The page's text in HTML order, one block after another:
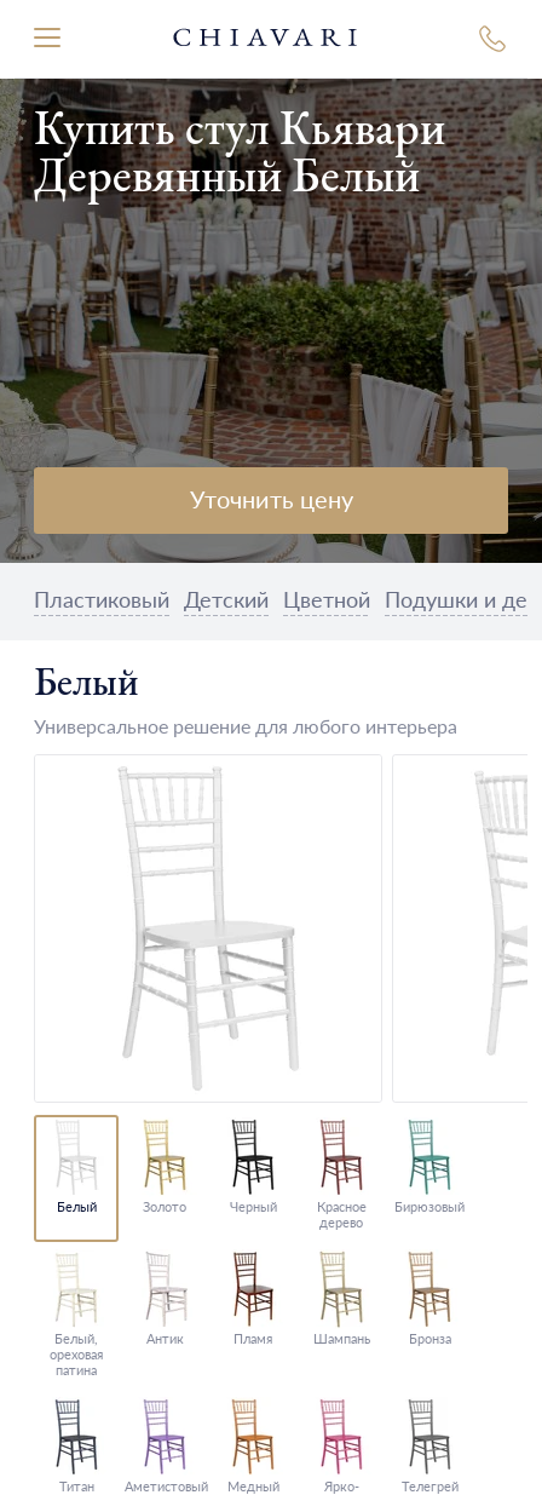
Купить стул Кьявари
Деревянный Белый
Уточнить цену
Пластиковый Детский Цветной Подушки и
Белый
Универсальное решение для любого интерьера
Белый Золото Черный
Красное
дерево
Бирюзовый
Белый,
ореховая
патина
Антик Пламя Шампань Бронза
Титан Аметистовый Медный
Ярко-
Телегрей